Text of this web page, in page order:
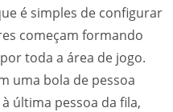
é simples de configurar
começam formando
toda a área de jogo.
uma bola de pessoa
última pessoa da fila,